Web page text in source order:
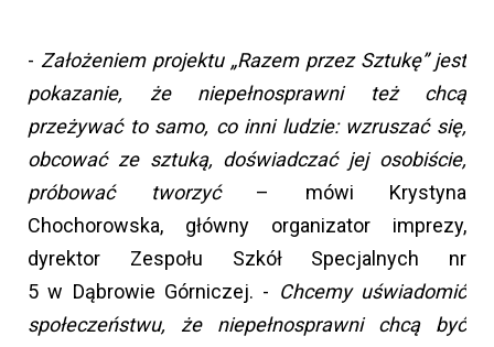
- Założeniem projektu „Razem przez Sztukę” jest
pokazanie, że niepełnosprawni też chcą
przeżywać to samo, co inni ludzie: wzruszać się,
obcować ze sztuką, doświadczać jej osobiście,
próbować tworzyć – mówi Krystyna
Chochorowska, główny organizator imprezy,
dyrektor Zespołu Szkół Specjalnych nr
5 w Dąbrowie Górniczej. - Chcemy uświadomić
społeczeństwu, że niepełnosprawni chcą być